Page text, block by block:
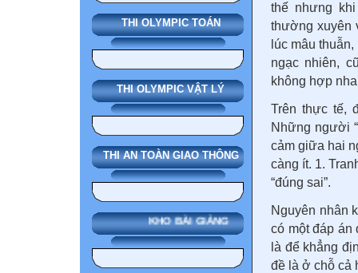
THI OLYMPIC TOÁN
THI OLYMPIC VẬT LÝ
THI AN TOÀN GIAO THÔNG
KHO BÀI GIẢNG
thế nhưng
thường xuyên
lúc mâu
ngạc nhiên,
không hợp
Trên thực tế,
Những người
cảm giữa hai
càng ít. 1.
“đúng sai”.
Nguyên nhân
có một đáp án
là để khẳng
đề là ở chỗ cả